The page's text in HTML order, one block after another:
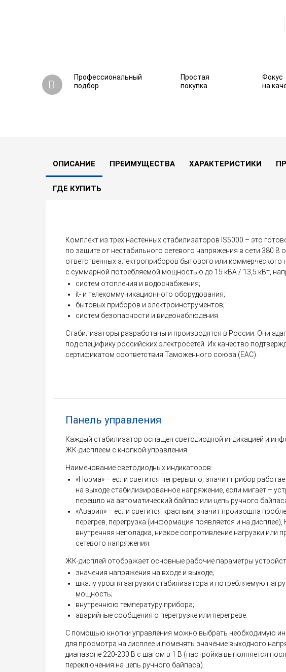
Профессиональный
подбор
Простая
покупка
Фокус
на
5.0
1 2 вопроса В сравнение В избранное
ОПИСАНИЕ ПРЕИМУЩЕСТВА ХАРАКТЕРИСТИКИ
ГДЕ КУПИТЬ
Комплект из трех настенных стабилизаторов IS5000 – это
по защите от нестабильного сетевого напряжения в сети 380 В
ответственных электроприборов бытового или коммерческого
с суммарной потребляемой мощностью до 15 кВА / 13,5 кВт,
систем отопления и водоснабжения;
it- и телекоммуникационного оборудования;
бытовых приборов и электроинструментов;
систем безопасности и видеонаблюдения.
Стабилизаторы разработаны и производятся в России. Они
под специфику российских электросетей. Их качество
сертификатом соответствия Таможенного союза (EAC).
Панель управления
Каждый стабилизатор оснащен светодиодной индикацией и
ЖК-дисплеем с кнопкой управления.
Наименование светодиодных индикаторов:
«Норма» – если светится непрерывно, значит прибор
на выходе стабилизированное напряжение, если мигает –
перешло на автоматический байпас или цепь ручного
«Авария» – если светится красным, значит произошла
перегрев, перегрузка (информация появляется и на дисплее),
внутренняя неполадка, низкое сопротивление нагрузки или
сетевого напряжения.
ЖК-дисплей отображает основные рабочие параметры
значения напряжения на входе и выходе;
шкалу уровня загрузки стабилизатора и потребляемую
мощность;
внутреннюю температуру прибора;
аварийные сообщения о перегрузке или перегреве.
С помощью кнопки управления можно выбрать необходимую
для просмотра на дисплее и поменять значение выходного
диапазоне 220-230 В с шагом в 1 В (настройка выполняется
переключения на цепь ручного байпаса).